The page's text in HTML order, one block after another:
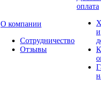
О компании
Сотрудничество
Отзывы
оплата
и